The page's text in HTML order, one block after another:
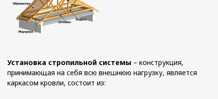
Установка стропильной системы – конструкция,
принимающая на себя всю внешнюю нагрузку, является
каркасом кровли, состоит из: